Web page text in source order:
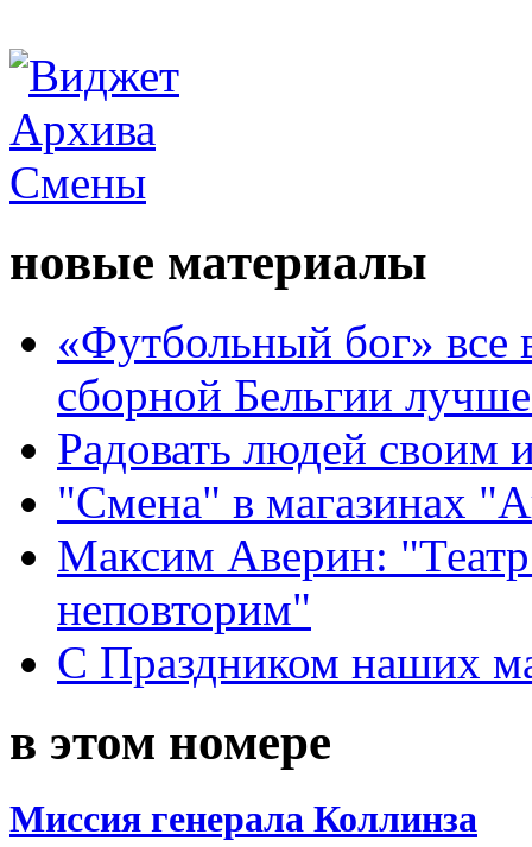
новые материалы
«Футбольный бог» все
сборной Бельгии
Радовать людей своим
"Смена" в магазинах
Максим Аверин:
неповторим"
С Праздником наших
в этом номере
Миссия генерала Коллинза